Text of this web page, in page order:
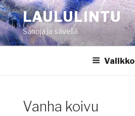
Siirry
sisältöönLAULULINTU
Sanoja ja säveliä
Valikko
Vanha koivu